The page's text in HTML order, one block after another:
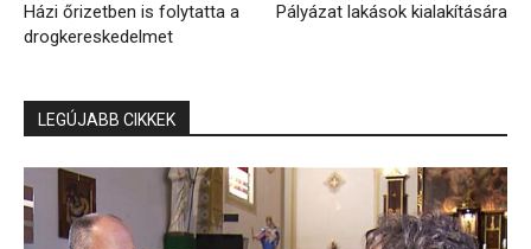
Házi őrizetben is folytatta a
drogkereskedelmet
Pályázat lakások kialakítására
LEGÚJABB CIKKEK